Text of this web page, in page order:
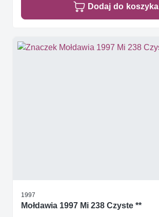
Dodaj do koszyka
1997
Mołdawia 1997 Mi 238 Czyste **